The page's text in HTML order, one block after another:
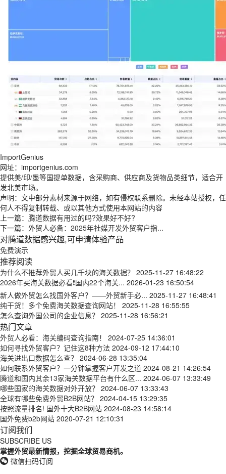
ImportGenius
网址：importgenius.com
提供美/印/墨等国提单数据，含采购商、供应商及货物品类细节，适合开
发北美市场。
声明：文中部分素材来源于网络，如有侵权联系删除。未经本站授权，任
何人不得复制转载、或以其他方式使用本网站的内容
上一篇： 腾道数据有用过的吗?效果好不好?
下一篇： 外贸人必备：2025年社媒开发外贸客户指...
对腾道数据感兴趣,可申请体验产品
免费演示
推荐阅读
为什么不推荐外贸人买几千块的海关数据？ 2025-11-27 16:48:22
2026年买海关数据必看❗国内22个海关... 2026-01-23 16:50:54
新人做外贸怎么找国外客户？——外贸新手必... 2025-11-27 16:48:41
纯干货！多个免费海关数据查询网站！
2025-11-28 16:55:55
怎么查询外国公司的企业信息？ 2025-11-28 16:56:21
热门文章
外贸人必看：海关编码查询指南！
2024-07-25 14:36:01
如何寻找外贸客户？记住这8种方法 2024-09-12 17:44:10
海关进出口数据怎么查？ 2024-06-28 13:35:04
如何联系外贸客户？一分钟掌握客户开发之道 2024-08-21 14:26:54
腾道和国内其余13家海关数据平台有什么区... 2024-06-07 13:33:49
哪些国家的海关数据对外开放？ 2024-06-07 13:33:43
全球有哪些免费外贸B2B网站？ 2024-04-15 13:29:35
按照流量排名! 国外十大B2B网站 2024-08-23 14:58:14
国外免费b2b网站 2020-07-21 12:10:31
订阅我们
SUBSCRIBE US
掌握外贸最新情报，挖掘全球贸易商机。
微信扫码订阅